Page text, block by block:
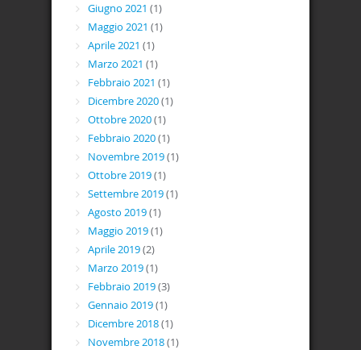
Giugno 2021 (1)
Maggio 2021 (1)
Aprile 2021 (1)
Marzo 2021 (1)
Febbraio 2021 (1)
Dicembre 2020(1)
Ottobre 2020(1)
Febbraio 2020(1)
Novembre 2019(1)
Ottobre 2019(1)
Settembre 2019(1)
Agosto 2019(1)
Maggio 2019(1)
Aprile 2019(2)
Marzo 2019(1)
Febbraio 2019(3)
Gennaio 2019(1)
Dicembre 2018(1)
Novembre 2018(1)